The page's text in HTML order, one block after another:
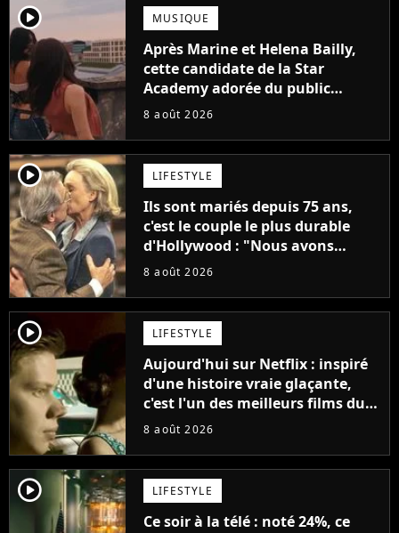
player2 MUSIQUE
Après Marine et Helena Bailly,
cette candidate de la Star
Academy adorée du public
annonce son premier album,
8 août 2026
player2 LIFESTYLE
Ils sont mariés depuis 75 ans,
c'est le couple le plus durable
d'Hollywood : "Nous avons
avancé jour après jour, et les
décennies"
8 août 2026
player2 LIFESTYLE
Aujourd'hui sur Netflix : inspiré
d'une histoire vraie glaçante,
c'est l'un des meilleurs films du
21ème siècle
8 août 2026
player2 LIFESTYLE
Ce soir à la télé : noté 24%, ce